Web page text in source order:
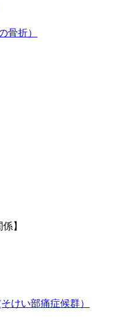
骨折）
】
けい部痛症候群）